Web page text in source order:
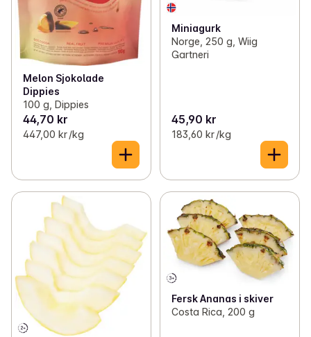
Melon Sjokolade
Dippies
100 g, Dippies
44,70 kr
447,00 kr /kg
Miniagurk
Norge, 250 g, Wiig
Gartneri
45,90 kr
183,60 kr /kg
Fersk Ananas i skiver
Costa Rica, 200 g